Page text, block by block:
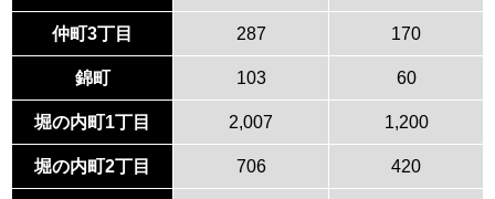
仲町3丁目 287 170
錦町 103 60
堀の内町1丁目 2,007 1,200
堀の内町2丁目 706 420